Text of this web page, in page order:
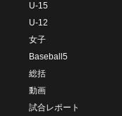
U-15
U-12
女子
Baseball5
総括
動画
試合レポート